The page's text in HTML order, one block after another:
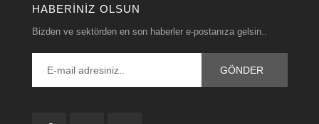
HABERINIZ OLSUN
Bizden ve sektörden en son haberler e-postanıza gelsin..